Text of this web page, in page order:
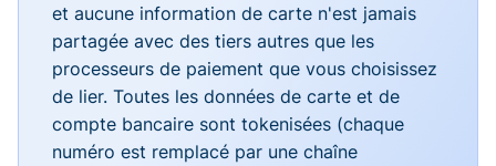
et aucune information de carte n'est jamais
partagée avec des tiers autres que les
processeurs de paiement que vous choisissez
de lier. Toutes les données de carte et de
compte bancaire sont tokenisées (chaque
numéro est remplacé par une chaîne